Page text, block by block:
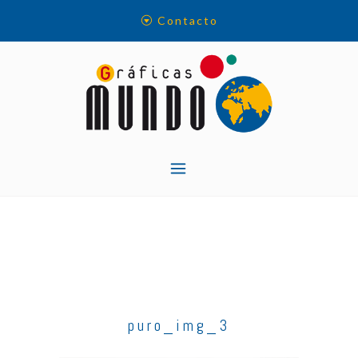
Contacto
puro_img_3